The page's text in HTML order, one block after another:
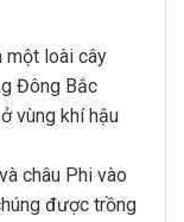
một loài cây
Đông Bắc
vùng khí hậu
châu Phi vào
được trồng